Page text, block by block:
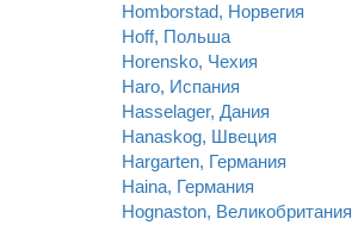
Homborstad, Норвегия
Hoff, Польша
Horensko, Чехия
Haro, Испания
Hasselager, Дания
Hanaskog, Швеция
Hargarten, Германия
Haina, Германия
Hognaston, Великобритания